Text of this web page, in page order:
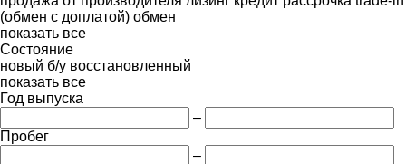
(обмен с доплатой) обмен
показать все
Состояние
новый б/у восстановленный
показать все
Год выпуска
–
Пробег
–